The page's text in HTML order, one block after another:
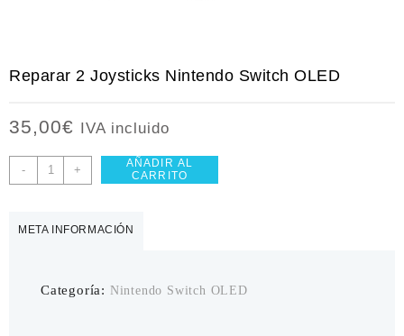
Reparar 2 Joysticks Nintendo Switch OLED
35,00€ IVA incluido
-
Reparar
2
+
AÑADIR AL
CARRITO
META INFORMACIÓN
Categoría: Nintendo Switch OLED